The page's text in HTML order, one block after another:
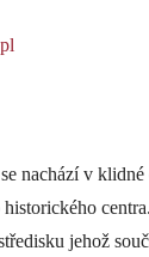
nachází v klidné
jehož